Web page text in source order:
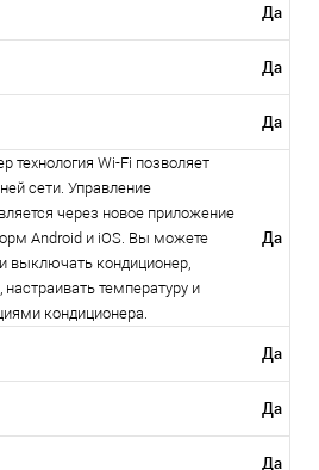
Да
Да
Да
технология Wi-Fi позволяет
сети. Управление
через новое приложение
Android и iOS. Вы можете
выключать кондиционер,
температуру и
кондиционера.
Да
Да
Да
Да